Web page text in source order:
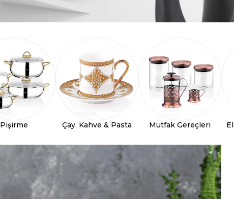
Pişirme Çay, Kahve & Pasta Mutfak Gereçleri